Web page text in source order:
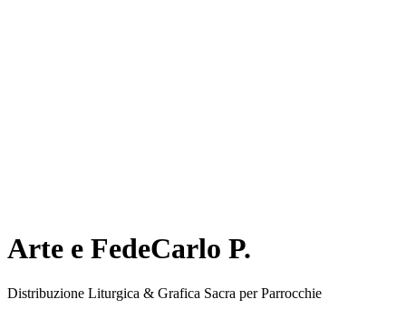
Arte e FedeCarlo P.
Distribuzione Liturgica & Grafica Sacra per Parrocchie